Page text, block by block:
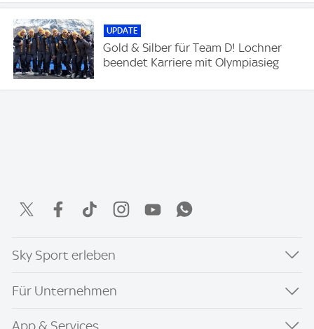
UPDATE
Gold & Silber für Team D! Lochner
beendet Karriere mit Olympiasieg
Sky Sport erleben
Für Unternehmen